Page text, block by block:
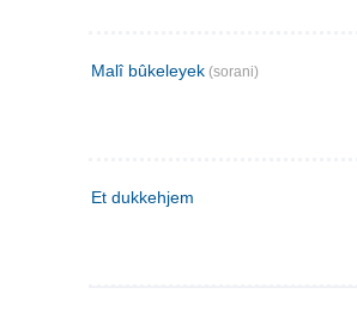
Malî bûkeleyek (sorani)
Et dukkehjem